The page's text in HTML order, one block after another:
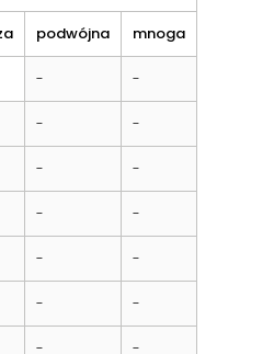
podwójna mnoga
- -
- -
- -
- -
- -
- -
- -